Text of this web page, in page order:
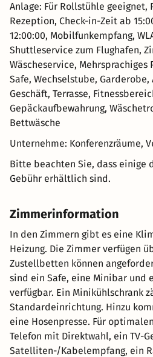
Anlage: Für Rollstühle geeignet,
Rezeption, Check-in-Zeit ab
12:00:00, Mobilfunkempfang,
Shuttleservice zum Flughafen,
Wäscheservice, Mehrsprachiges
Safe, Wechselstube, Garderobe,
Geschäft, Terrasse,
Gepäckaufbewahrung,
Bettwäsche
Unternehme: Konferenzräume,
Bitte beachten Sie, dass einige
Gebühr erhältlich sind.
Zimmerinformation
In den Zimmern gibt es eine
Heizung. Die Zimmer verfügen
Zustellbetten können
sind ein Safe, eine Minibar und
verfügbar. Ein Minikühlschrank
Standardeinrichtung. Hinzu
eine Hosenpresse. Für
Telefon mit Direktwahl, ein TV-
Satelliten-/Kabelempfang, ein